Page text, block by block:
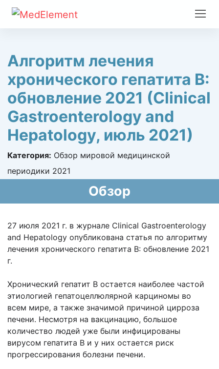
Алгоритм лечения
хронического гепатита В:
обновление 2021 (Clinical
Gastroenterology and
Hepatology, июль 2021)
Категория: Обзор мировой медицинской
периодики 2021
Обзор
27 июля 2021 г. в журнале Clinical Gastroenterology
and Hepatology опубликована статья по алгоритму
лечения хронического гепатита В: обновление 2021
г.
Хронический гепатит В остается наиболее частой
этиологией гепатоцеллюлярной карциномы во
всем мире, а также значимой причиной цирроза
печени. Несмотря на вакцинацию, большое
количество людей уже были инфицированы
вирусом гепатита В и у них остается риск
прогрессирования болезни печени.